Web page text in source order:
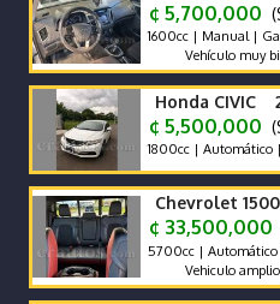
¢ 5,700,000
1600cc | Manual |
Vehículo muy bien
Honda CIVIC
¢ 5,500,000
1800cc | Automático
Chevrolet
¢ 33,500,000
5700cc | Automático
Vehiculo amplio